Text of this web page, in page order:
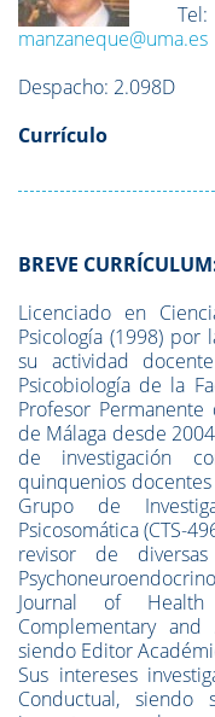
manzaneque@uma.es
Despacho: 2.098D
Currículo
BREVE
Licenciado en
Psicología (1998) por
su actividad
Psicobiología de la
Profesor
de Málaga desde
de investigación
quinquenios
Grupo de
Psicosomática (CTS-
revisor de
Journal of Health
Complementary
siendo Editor
Sus intereses
Conductual,